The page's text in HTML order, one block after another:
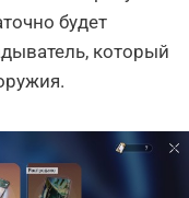
будет
который